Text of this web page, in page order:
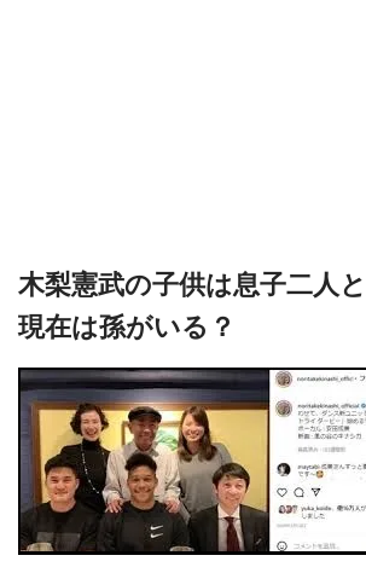
木梨憲武の子供は息子二人
現在は孫がいる？